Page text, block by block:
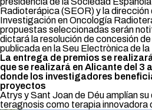
Radioterápica (SEOR) y la
Investigación en Oncología
propuestas seleccionadas serán
dictará la resolución de concesión
publicada en la Seu Electrònica de
La entrega de premios se
que se realizará en Alicante del 3
donde los investigadores
proyectos
Atrys y Sant Joan de Déu amplían
teragnosis como terapia innovadora